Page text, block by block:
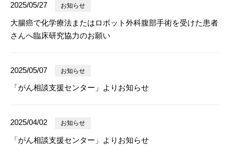
2025/05/27 お知らせ
大腸癌で化学療法またはロボット外科腹部手術を受けた患者
さんへ臨床研究協力のお願い
2025/05/07 お知らせ
「がん相談支援センター」よりお知らせ
2025/04/02 お知らせ
「がん相談支援センター」よりお知らせ